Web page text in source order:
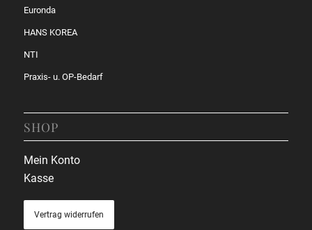
Euronda
HANS KOREA
NTI
Praxis- u. OP-Bedarf
SHOP
Mein Konto
Kasse
Vertrag widerrufen